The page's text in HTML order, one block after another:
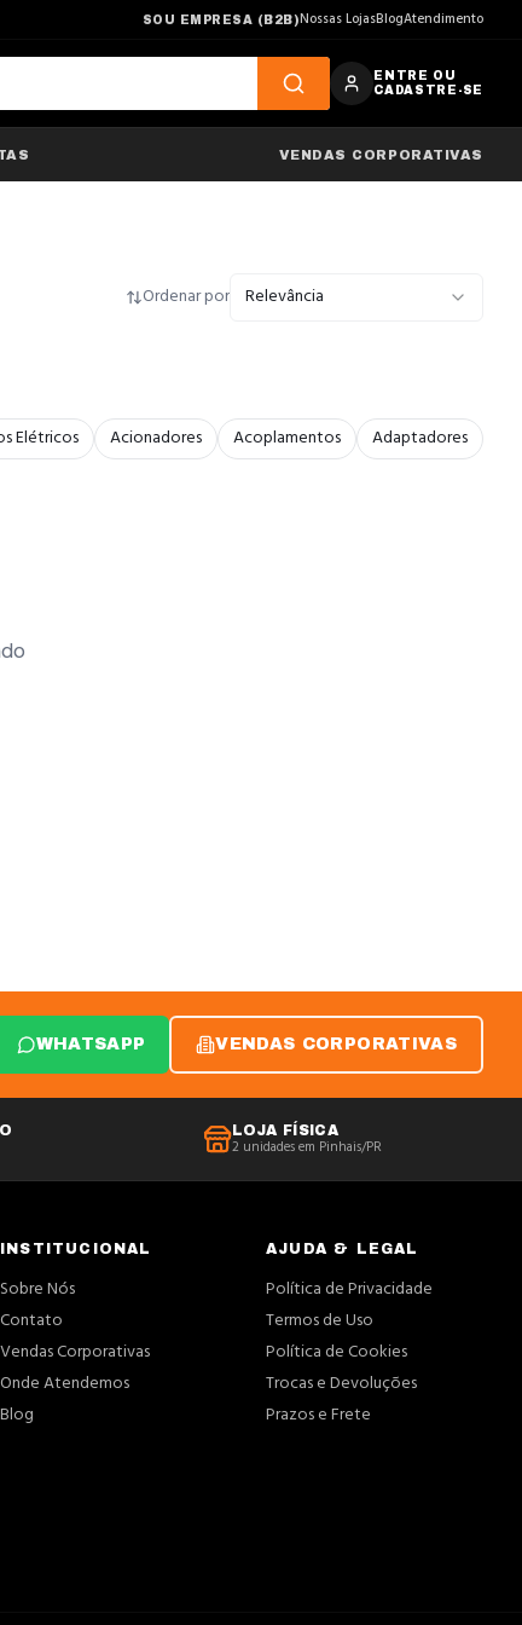
SOU EMPRESA (B2B)Nossas LojasBlogAtendimento
ENTRE OU
CADASTRE-SE
VENDAS CORPORATIVAS
Ordenar por Relevância
Elétricos Acionadores Acoplamentos
Adaptadores
WHATSAPP VENDAS CORPORATIVAS
LOJA FÍSICA
2 unidades em Pinhais/PR
INSTITUCIONAL
Sobre Nós
Contato
Vendas Corporativas
Onde Atendemos
Blog
AJUDA & LEGAL
Política de Privacidade
Termos de Uso
Política de Cookies
Trocas e Devoluções
Prazos e Frete